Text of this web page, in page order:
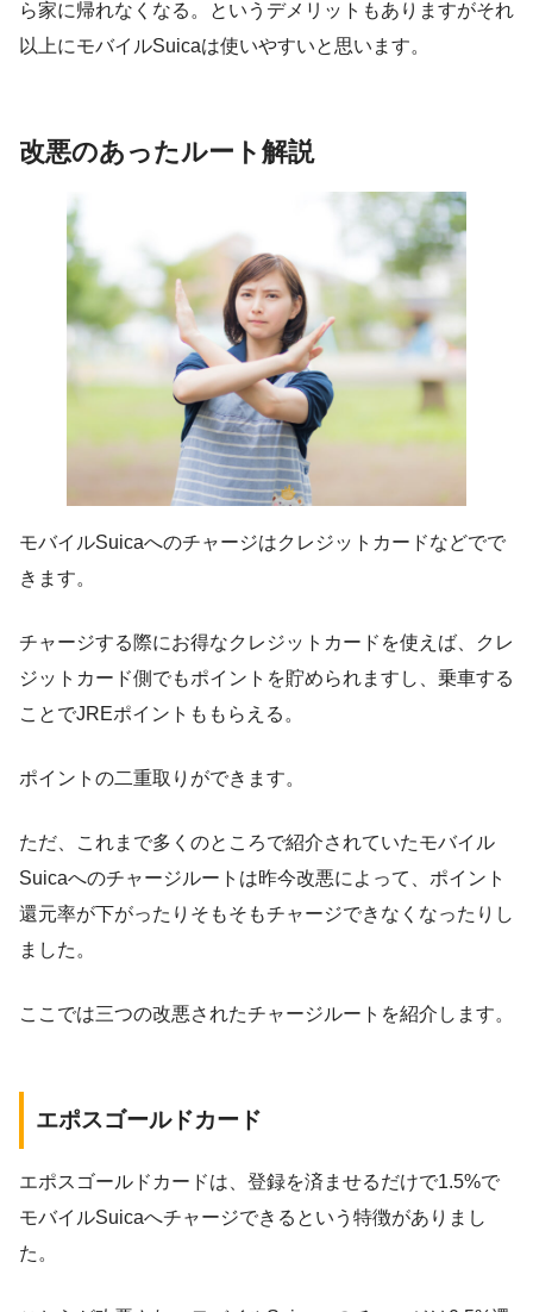
ら家に帰れなくなる。というデメリットもありますがそれ
以上にモバイルSuicaは使いやすいと思います。
改悪のあったルート解説
モバイルSuicaへのチャージはクレジットカードなどでで
きます。
チャージする際にお得なクレジットカードを使えば、クレ
ジットカード側でもポイントを貯められますし、乗車する
ことでJREポイントももらえる。
ポイントの二重取りができます。
ただ、これまで多くのところで紹介されていたモバイル
Suicaへのチャージルートは昨今改悪によって、ポイント
還元率が下がったりそもそもチャージできなくなったりし
ました。
ここでは三つの改悪されたチャージルートを紹介します。
エポスゴールドカード
エポスゴールドカードは、登録を済ませるだけで1.5%で
モバイルSuicaへチャージできるという特徴がありまし
た。